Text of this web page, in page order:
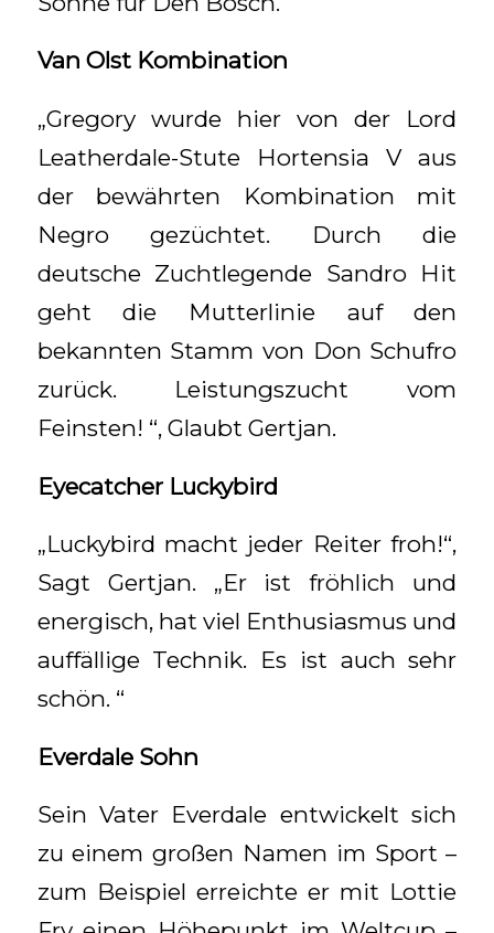
Van Olst Kombination
„Gregory wurde hier von der Lord
Leatherdale-Stute Hortensia V aus
der bewährten Kombination mit
Negro gezüchtet. Durch die
deutsche Zuchtlegende Sandro Hit
geht die Mutterlinie auf den
bekannten Stamm von Don Schufro
zurück. Leistungszucht vom
Feinsten! “, Glaubt Gertjan.
Eyecatcher Luckybird
„Luckybird macht jeder Reiter froh!“,
Sagt Gertjan. „Er ist fröhlich und
energisch, hat viel Enthusiasmus und
auffällige Technik. Es ist auch sehr
schön. “
Everdale Sohn
Sein Vater Everdale entwickelt sich
zu einem großen Namen im Sport –
zum Beispiel erreichte er mit Lottie